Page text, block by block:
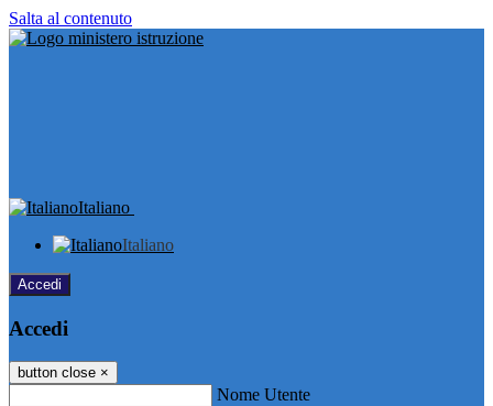
Salta al contenuto
Italiano
Italiano
Accedi
Accedi
button close ×
Nome Utente